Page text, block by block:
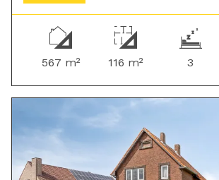
567 m² 116 m² 3